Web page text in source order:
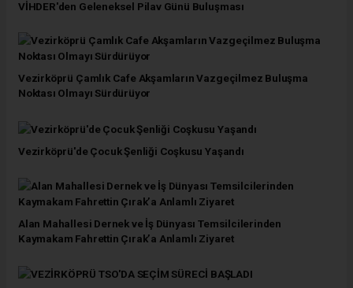
VİHDER'den Geleneksel Pilav Günü Buluşması
Vezirköprü Çamlık Cafe Akşamların Vazgeçilmez Buluşma
Noktası Olmayı Sürdürüyor
Vezirköprü'de Çocuk Şenliği Coşkusu Yaşandı
Alan Mahallesi Dernek ve İş Dünyası Temsilcilerinden
Kaymakam Fahrettin Çırak’a Anlamlı Ziyaret